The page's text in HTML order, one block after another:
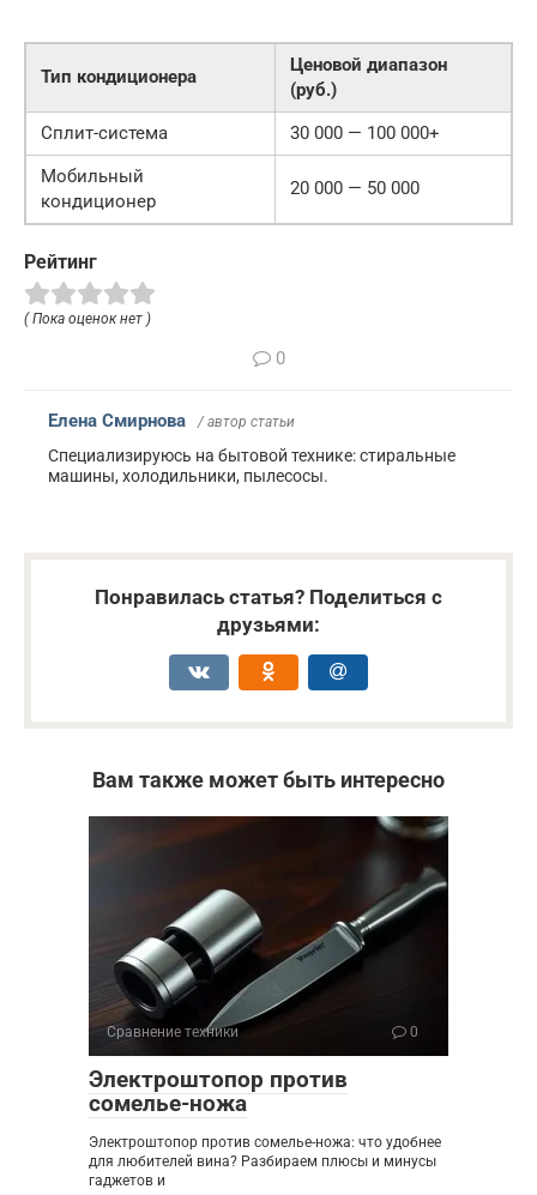
Тип кондиционера
Ценовой диапазон
(руб.)
Сплит-система
30 000 — 100 000+
Мобильный
кондиционер
20 000 — 50 000
Рейтинг
( Пока оценок нет )
0
Елена Смирнова / автор статьи
Специализируюсь на бытовой технике: стиральные
машины, холодильники, пылесосы.
Понравилась статья? Поделиться с
друзьями:
Вам также может быть интересно
Сравнение техники 0
Электроштопор против
сомелье-ножа
Электроштопор против сомелье-ножа: что удобнее
для любителей вина? Разбираем плюсы и минусы
гаджетов и